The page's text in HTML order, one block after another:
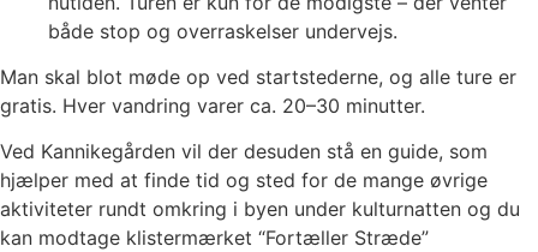
både stop og overraskelser undervejs.
Man skal blot møde op ved startstederne, og alle ture er
gratis. Hver vandring varer ca. 20–30 minutter.
Ved Kannikegården vil der desuden stå en guide, som
hjælper med at finde tid og sted for de mange øvrige
aktiviteter rundt omkring i byen under kulturnatten og du
kan modtage klistermærket “Fortæller Stræde”